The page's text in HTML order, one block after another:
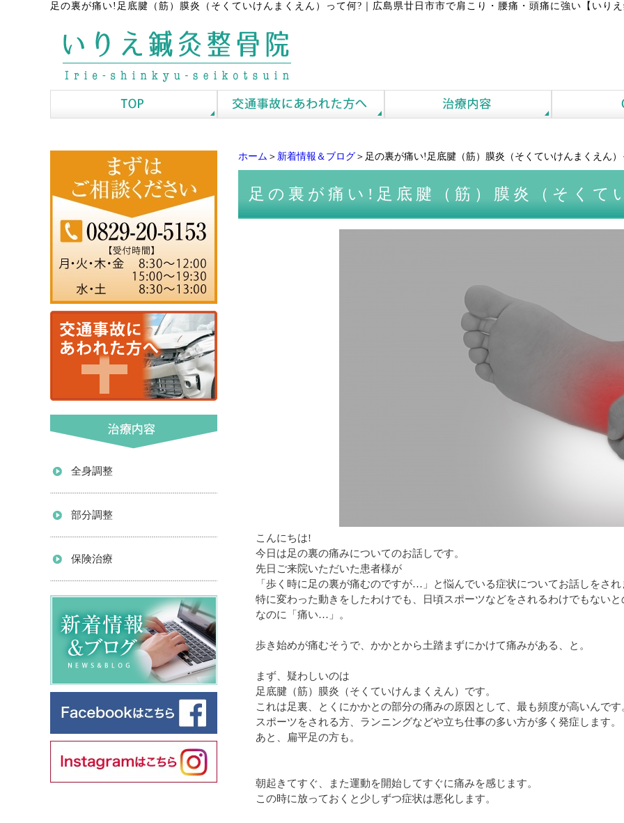
足の裏が痛い!足底腱（筋）膜炎（そくていけんまくえん）って何? 広島県廿日市市で肩こり・腰痛・頭痛に強い【いり
ホーム ＞ 新着情報＆ブログ ＞足の裏が痛い!足底腱（筋）膜炎（そくていけんまくえん）
足の裏が痛い!足底腱（筋）膜炎（そくて
こんにちは!
今日は足の裏の痛みについてのお話しです。
先日ご来院いただいた患者様が
「歩く時に足の裏が痛むのですが…」と悩んでいる症状についてお話しをされ
特に変わった動きをしたわけでも、日頃スポーツなどをされるわけでもないと
なのに「痛い…」。
歩き始めが痛むそうで、かかとから土踏まずにかけて痛みがある、と。
まず、疑わしいのは
足底腱（筋）膜炎（そくていけんまくえん）です。
これは足裏、とくにかかとの部分の痛みの原因として、最も頻度が高いんです
スポーツをされる方、ランニングなどや立ち仕事の多い方が多く発症します。
あと、扁平足の方も。
朝起きてすぐ、また運動を開始してすぐに痛みを感じます。
この時に放っておくと少しずつ症状は悪化します。
全身調整
部分調整
保険治療